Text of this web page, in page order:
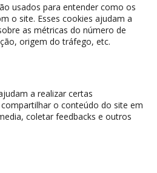
usados para entender como os
o site. Esses cookies ajudam a
as métricas do número de
origem do tráfego, etc.
a realizar certas
o conteúdo do site em
coletar feedbacks e outros